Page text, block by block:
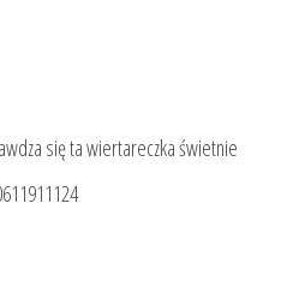
się ta wiertareczka świetnie